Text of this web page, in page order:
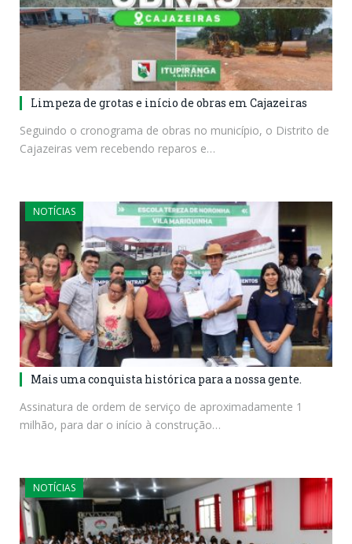
Limpeza de grotas e início de obras em Cajazeiras
Seguindo o cronograma de obras no município, o Distrito de
Cajazeiras vem recebendo reparos e…
NOTÍCIAS
Mais uma conquista histórica para a nossa gente.
Assinatura de ordem de serviço de aproximadamente 1
milhão, para dar o início à construção…
NOTÍCIAS